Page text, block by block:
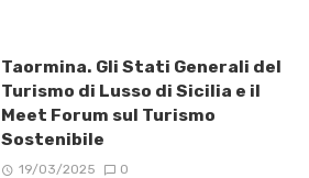
Taormina. Gli Stati Generali del
Turismo di Lusso di Sicilia e il
Meet Forum sul Turismo
Sostenibile
19/03/2025 0